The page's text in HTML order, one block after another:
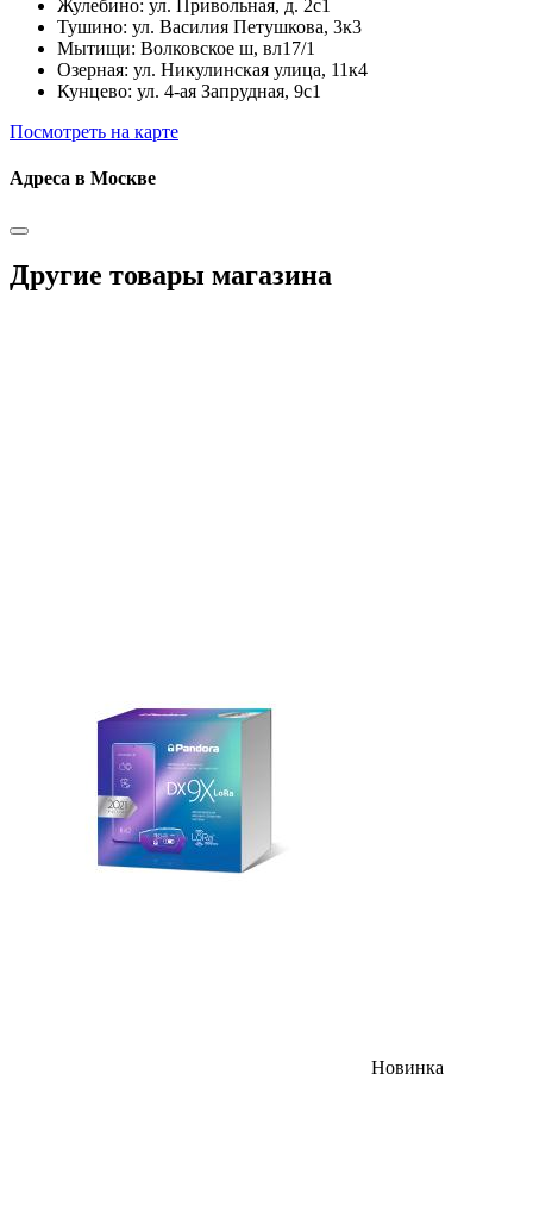
Жулебино: ул. Привольная, д. 2с1
Тушино: ул. Василия Петушкова, 3к3
Мытищи: Волковское ш, вл17/1
Озерная: ул. Никулинская улица, 11к4
Кунцево: ул. 4-ая Запрудная, 9с1
Посмотреть на карте
Адреса в Москве
Другие товары магазина
Новинка